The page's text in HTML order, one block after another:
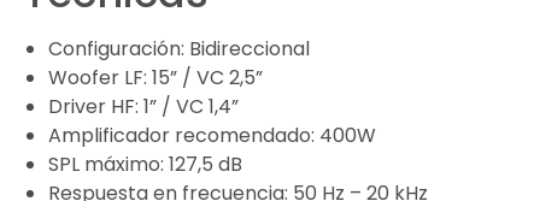
Configuración: Bidireccional
Woofer LF: 15” / VC 2,5”
Driver HF: 1” / VC 1,4”
Amplificador recomendado: 400W
SPL máximo: 127,5 dB
Respuesta en frecuencia: 50 Hz – 20 kHz